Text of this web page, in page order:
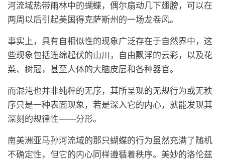
河流域热带雨林中的蝴蝶，偶尔扇动几下翅膀，可以在
两周以后引起美国得克萨斯州的一场龙卷风。
事实上，具有自相似性的现象广泛存在于自然界中，这
些现象包括连绵起伏的山川，自由飘浮的云彩，以及花
菜、树冠，甚至人体的大脑皮层和各种器官。
而混沌也并非纯粹的无序，其所呈现的无规行为或无秩
序只是一种表面现象，若是深入它的内心，就能发现其
深刻的规律性——分形。
南美洲亚马孙河流域的那只蝴蝶的行为虽然充满了随机
不确定性，但它的内心同样遵循着秩序。美妙的洛伦兹